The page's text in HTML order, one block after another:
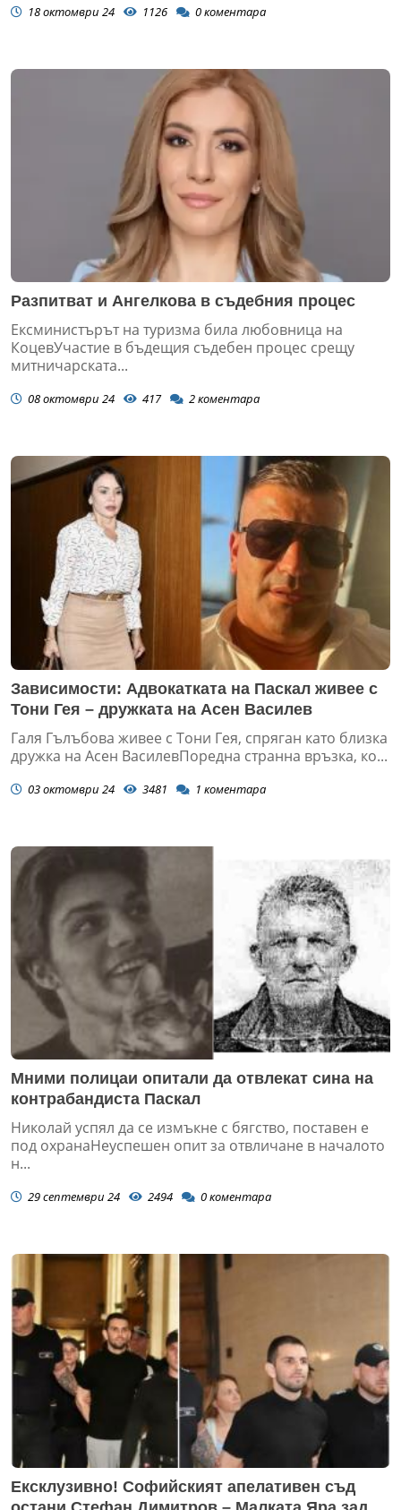
18 октомври 24 1126 0коментара
Разпитват и Ангелкова в съдебния процес
Ексминистърът на туризма била любовница на
КоцевУчастие в бъдещия съдебен процес срещу
митничарската...
08 октомври 24 417 2коментара
Зависимости: Адвокатката на Паскал живее с
Тони Гея – дружката на Асен Василев
Галя Гълъбова живее с Тони Гея, спряган като близка
дружка на Асен ВасилевПоредна странна връзка, ко...
03 октомври 24 3481 1 коментара
Мними полицаи опитали да отвлекат сина на
контрабандиста Паскал
Николай успял да се измъкне с бягство, поставен е
под охранаНеуспешен опит за отвличане в началото
н...
29 септември 24 2494 0коментара
Ексклузивно! Софийският апелативен съд